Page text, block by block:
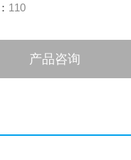
110
产品咨询